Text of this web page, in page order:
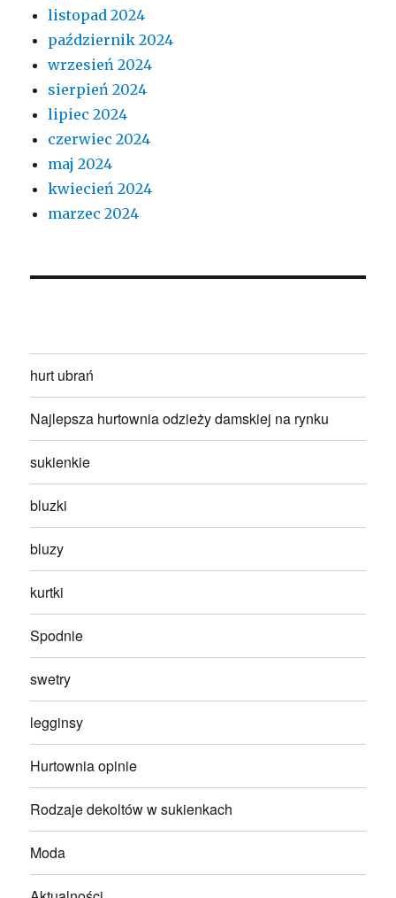
listopad 2024
październik 2024
wrzesień 2024
sierpień 2024
lipiec 2024
czerwiec 2024
maj 2024
kwiecień 2024
marzec 2024
hurt ubrań
Najlepsza hurtownia odzieży damskiej na rynku
sukienkie
bluzki
bluzy
kurtki
Spodnie
swetry
legginsy
Hurtownia opinie
Rodzaje dekoltów w sukienkach
Moda